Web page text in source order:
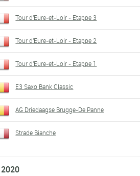
Tour d'Eure-et-Loir - Etappe 3
Tour d'Eure-et-Loir - Etappe 2
Tour d'Eure-et-Loir - Etappe 1
E3 Saxo Bank Classic
AG Driedaagse Brugge-De Panne
Strade Bianche
2020